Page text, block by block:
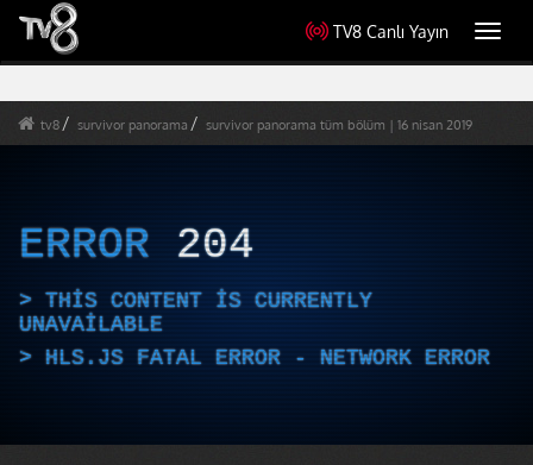
TV8 Canlı Yayın
tv8 survivor panorama survivor panorama tüm bölüm | 16 nisan 2019
ERROR 204
THIS CONTENT IS CURRENTLY
UNAVAILABLE
HLS.JS FATAL ERROR - NETWORK ERROR